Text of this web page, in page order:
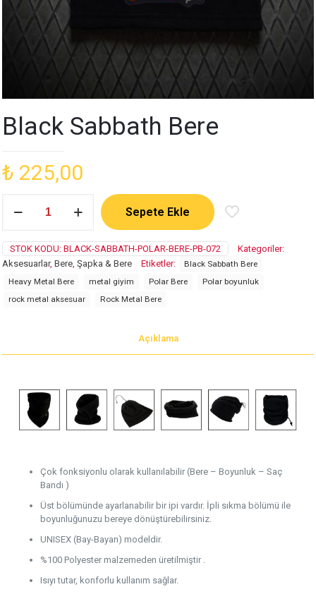
Black Sabbath Bere
₺ 225,00
Sabbath
adet
Sepete Ekle
STOK KODU: BLACK-SABBATH-POLAR-BERE-PB-072
Kategoriler:
Aksesuarlar, Bere Şapka & Bere Etiketler:
Black Sabbath Bere
Heavy Metal Bere
metal giyim Polar Bere
Polar boyunluk
rock metal aksesuar
Rock Metal Bere
Açıklama
Çok fonksiyonlu olarak kullanılabilir (Bere – Boyunluk – Saç
Bandı )
Üst bölümünde ayarlanabilir bir ipi vardır. İpli sıkma bölümü ile
boyunluğunuzu bereye dönüştürebilirsiniz.
UNISEX (Bay-Bayan) modeldir.
%100 Polyester malzemeden üretilmiştir .
Isıyı tutar, konforlu kullanım sağlar.